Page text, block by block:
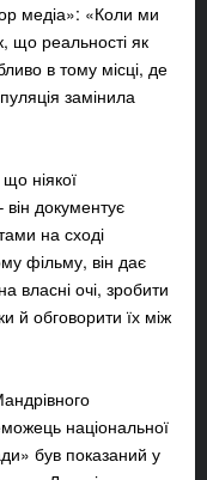
медіа»: «Коли ми
що реальності як
в тому місці, де
замінила
ніякої
документує
на сході
фільму, він дає
власні очі, зробити
й обговорити їх між
національної
був показаний у